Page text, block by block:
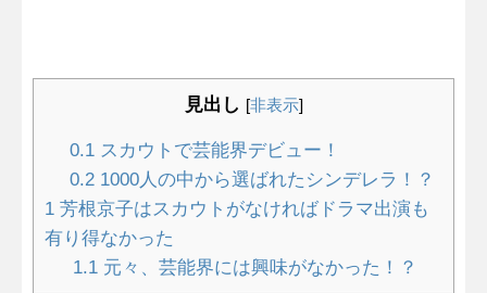
見出し [非表示]
0.1スカウトで芸能界デビュー！
0.21000人の中から選ばれたシンデレラ！？
1 芳根京子はスカウトがなければドラマ出演も
有り得なかった
1.1元々、芸能界には興味がなかった！？